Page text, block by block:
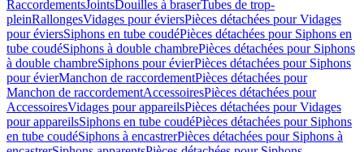
RaccordementsJointsDouilles à braserTubes de trop-
pleinRallongesVidages pour éviersPièces détachées pour Vidages
pour éviersSiphons en tube coudéPièces détachées pour Siphons en
tube coudéSiphons à double chambrePièces détachées pour Siphons
à double chambreSiphons pour évierPièces détachées pour Siphons
pour évierManchon de raccordementPièces détachées pour
Manchon de raccordementAccessoiresPièces détachées pour
AccessoiresVidages pour appareilsPièces détachées pour Vidages
pour appareilsSiphons en tube coudéPièces détachées pour Siphons
en tube coudéSiphons à encastrerPièces détachées pour Siphons à